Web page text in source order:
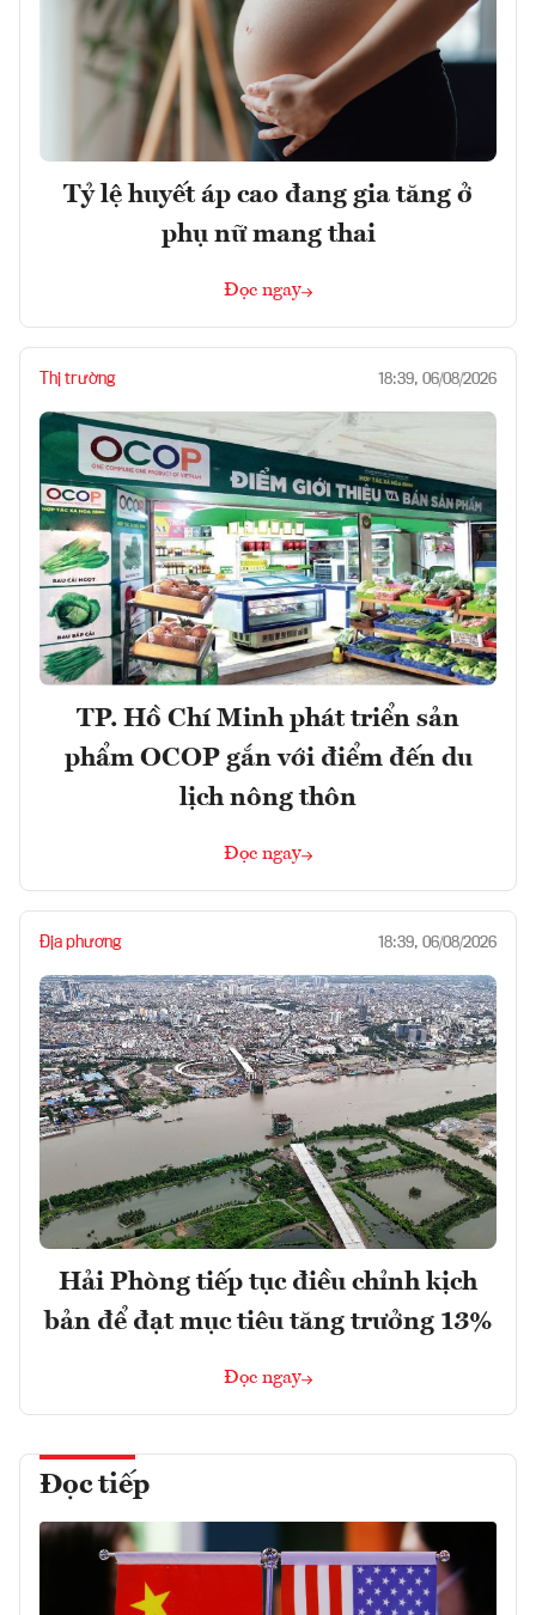
Tỷ lệ huyết áp cao đang gia tăng ở
phụ nữ mang thai
Đọc ngay
Thị trường 18:39, 06/08/2026
TP. Hồ Chí Minh phát triển sản
phẩm OCOP gắn với điểm đến du
lịch nông thôn
Đọc ngay
Địa phương 18:39, 06/08/2026
Hải Phòng tiếp tục điều chỉnh kịch
bản để đạt mục tiêu tăng trưởng 13%
Đọc ngay
Đọc tiếp